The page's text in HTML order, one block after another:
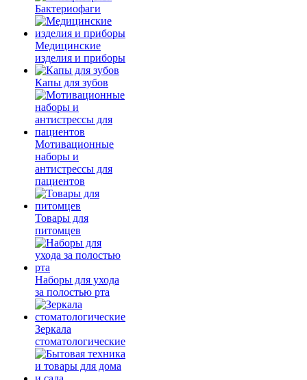
Бактериофаги
Медицинские
изделия и приборы
Капы для зубов
Мотивационные
наборы и
антистрессы для
пациентов
Товары для
питомцев
Наборы для ухода
за полостью рта
Зеркала
стоматологические